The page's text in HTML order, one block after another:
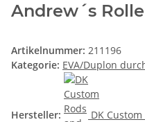
Andrew´s
Artikelnummer: 211196
Kategorie: EVA/Duplon
Hersteller: DK